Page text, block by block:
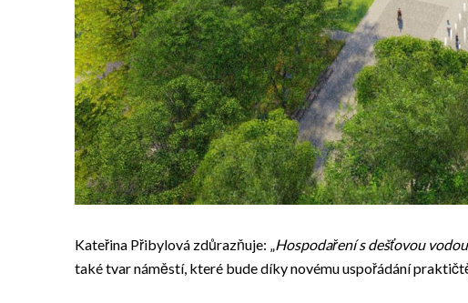
Kateřina Přibylová zdůrazňuje: „Hospodaření s dešťovou
také tvar náměstí, které bude díky novému uspořádání